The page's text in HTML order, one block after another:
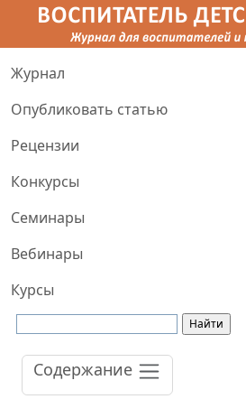
Журнал
Опубликовать статью
Рецензии
Конкурсы
Семинары
Вебинары
Курсы
Содержание